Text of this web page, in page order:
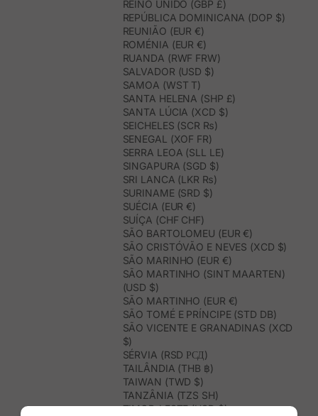
REINO UNIDO (GBP £)
REPÚBLICA DOMINICANA (DOP $)
REUNIÃO (EUR €)
ROMÉNIA (EUR €)
RUANDA (RWF FRW)
SALVADOR (USD $)
SAMOA (WST T)
SANTA HELENA (SHP £)
SANTA LÚCIA (XCD $)
SEICHELES (SCR ₨)
SENEGAL (XOF FR)
SERRA LEOA (SLL LE)
SINGAPURA (SGD $)
SRI LANCA (LKR ₨)
SURINAME (SRD $)
SUÉCIA (EUR €)
SUÍÇA (CHF CHF)
SÃO BARTOLOMEU (EUR €)
SÃO CRISTÓVÃO E NEVES (XCD $)
SÃO MARINHO (EUR €)
SÃO MARTINHO (SINT MAARTEN)
(USD $)
SÃO MARTINHO (EUR €)
SÃO TOMÉ E PRÍNCIPE (STD DB)
SÃO VICENTE E GRANADINAS (XCD
$)
SÉRVIA (RSD РСД)
TAILÂNDIA (THB ฿)
TAIWAN (TWD $)
TANZÂNIA (TZS SH)
TIMOR-LESTE (USD $)